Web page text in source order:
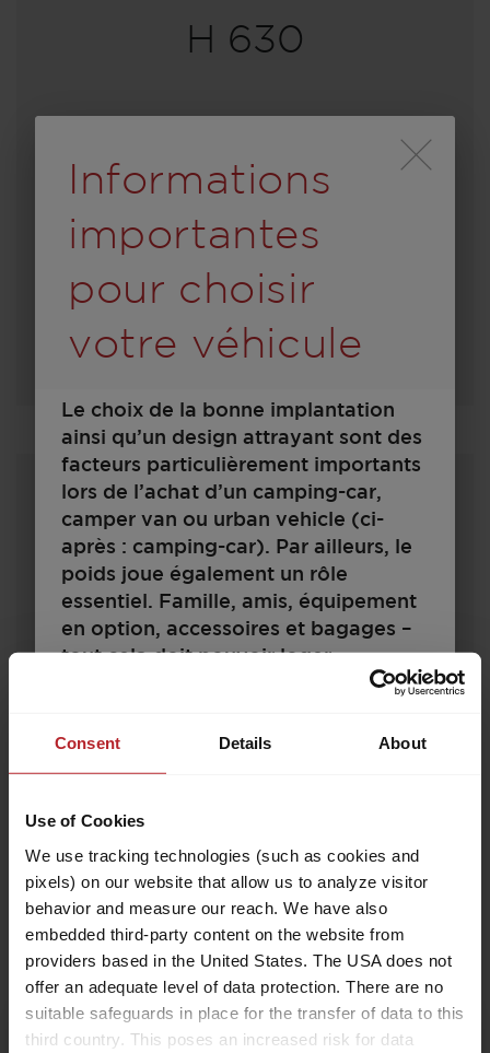
Consent Details About
Use of Cookies
We use tracking technologies (such as cookies and
pixels) on our website that allow us to analyze visitor
behavior and measure our reach. We have also
embedded third-party content on the website from
providers based in the United States. The USA does not
offer an adequate level of data protection. There are no
suitable safeguards in place for the transfer of data to this
third country. This poses an increased risk for data
H 630
A partir de Couchages
6,99 m
Longueur
Sélectionner ce modèle
A partir de
6,99 m
Longueur
3500 kg
Sélectionner ce modèle
Durch Scrolling
Informations
importantes
pour choisir
votre véhicule
Le choix de la bonne implantation
ainsi qu’un design attrayant sont des
facteurs particulièrement importants
lors de l’achat d’un camping-car,
camper van ou urban vehicle (ci-
après : camping-car). Par ailleurs, le
poids joue également un rôle
essentiel. Famille, amis, équipement
en option, accessoires et bagages –
tout cela doit pouvoir loger.
Parallèlement, il existe des limites
configuration et le chargement.
dépassé à l’utilisation. Pour
l’acheteur d’un camping-car, la
question qui se pose est donc celle
de savoir comment il doit configurer
son véhicule pour loger les
passagers, les bagages et les
accessoires selon ses besoins sans
que le véhicule dépasse ce poids
maximal ? Pour vous faciliter cette
Information: